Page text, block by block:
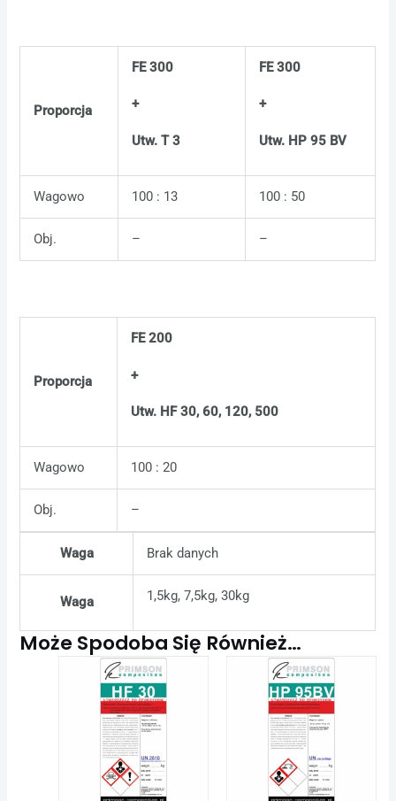
Proporcja
FE 300
+
Utw. T 3
FE 300
+
Utw. HP 95 BV
Wagowo 100 : 13 100 : 50
Obj. – –
Proporcja
FE 200
+
Utw. HF 30, 60, 120, 500
Wagowo 100 : 20
Obj. –
Waga Brak danych
Waga 1,5kg, 7,5kg, 30kg
Może Spodoba Się Również…
Ten
ma
wariantów.
Opcje
Ten
produkt
ma
wariantów.
Opcje